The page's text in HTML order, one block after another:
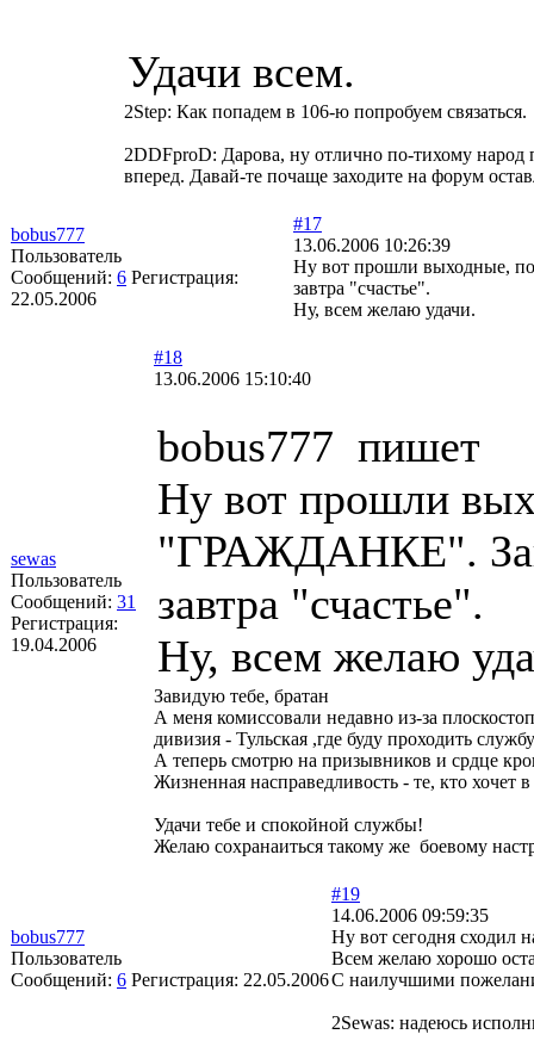
Удачи всем.
2Step: Как попадем в 106-ю попробуем связаться.
2DDFproD: Дарова, ну отлично по-тихому народ
вперед. Давай-те почаще заходите на форум
bobus777
Пользователь
Сообщений: 6 Регистрация:
22.05.2006
#17
13.06.2006 10:26:39
Ну вот прошли выходные,
завтра "счастье".
Ну, всем желаю удачи.
sewas
Пользователь
Сообщений: 31
Регистрация:
19.04.2006
#18
13.06.2006 15:10:40
bobus777 пишет
Ну вот прошли
"ГРАЖДАНКЕ".
завтра "счастье".
Ну, всем желаю
Завидую тебе, братан
А меня комиссовали недавно из-за
дивизия - Тульская ,где буду проходить
А теперь смотрю на призывников и срдце
Жизненная насправедливость - те, кто хочет
Удачи тебе и спокойной службы!
Желаю сохранаиться такому же боевому
bobus777
Пользователь
Сообщений: 6 Регистрация: 22.05.2006
#19
14.06.2006 09:59:35
Ну вот сегодня сходил
Всем желаю хорошо
С наилучшими
2Sewas: надеюсь